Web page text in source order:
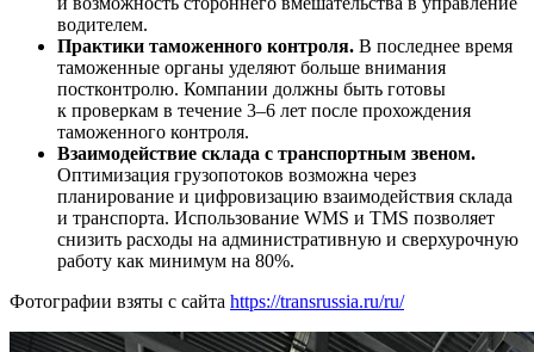
водителем.
Практики таможенного контроля. В последнее время
таможенные органы уделяют больше внимания
постконтролю. Компании должны быть готовы
к проверкам в течение 3–6 лет после прохождения
таможенного контроля.
Взаимодействие склада с транспортным звеном.
Оптимизация грузопотоков возможна через
планирование и цифровизацию взаимодействия склада
и транспорта. Использование WMS и TMS позволяет
снизить расходы на административную и сверхурочную
работу как минимум на 80%.
Фотографии взяты с сайта https://transrussia.ru/ru/